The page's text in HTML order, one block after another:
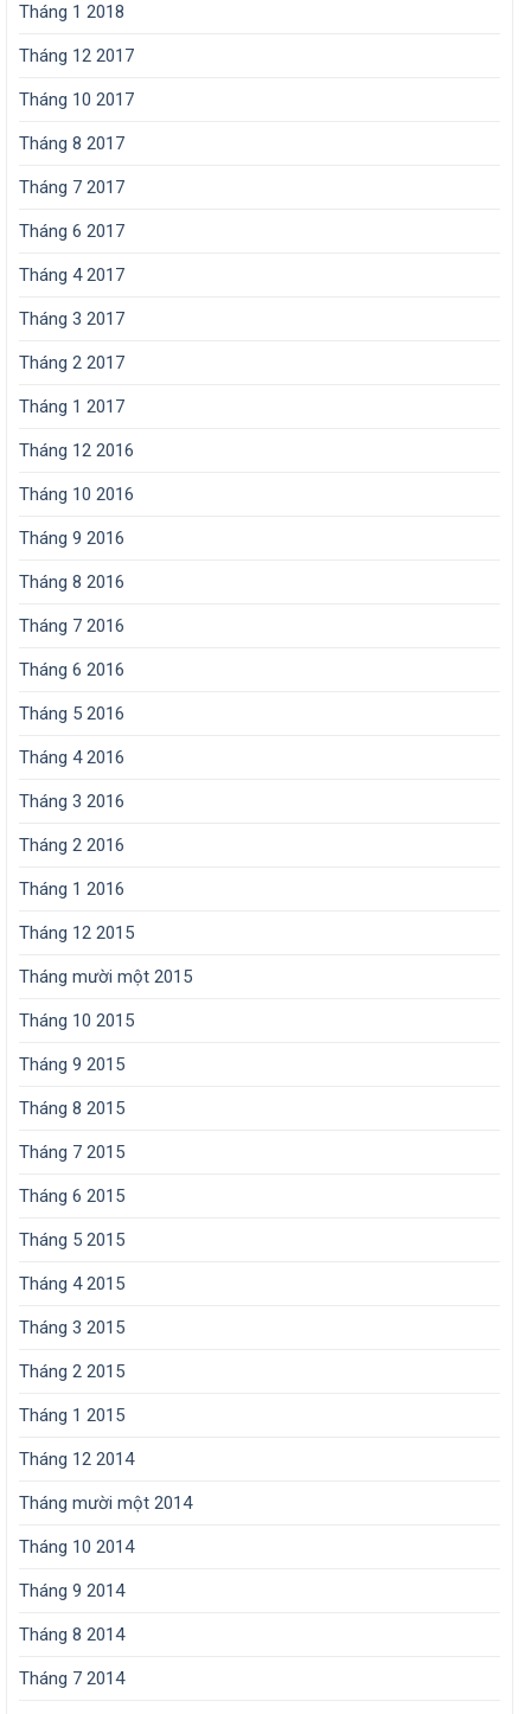
Tháng 1 2018
Tháng 12 2017
Tháng 10 2017
Tháng 8 2017
Tháng 7 2017
Tháng 6 2017
Tháng 4 2017
Tháng 3 2017
Tháng 2 2017
Tháng 1 2017
Tháng 12 2016
Tháng 10 2016
Tháng 9 2016
Tháng 8 2016
Tháng 7 2016
Tháng 6 2016
Tháng 5 2016
Tháng 4 2016
Tháng 3 2016
Tháng 2 2016
Tháng 1 2016
Tháng 12 2015
Tháng mười một 2015
Tháng 10 2015
Tháng 9 2015
Tháng 8 2015
Tháng 7 2015
Tháng 6 2015
Tháng 5 2015
Tháng 4 2015
Tháng 3 2015
Tháng 2 2015
Tháng 1 2015
Tháng 12 2014
Tháng mười một 2014
Tháng 10 2014
Tháng 9 2014
Tháng 8 2014
Tháng 7 2014